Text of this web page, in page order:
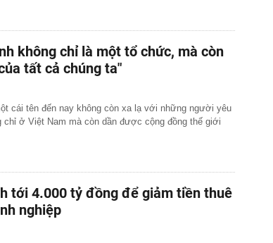
không chỉ là một tổ chức, mà còn
tất cả chúng ta"
cái tên đến nay không còn xa lạ với những người yêu
chỉ ở Việt Nam mà còn dần được cộng đồng thế giới
tới 4.000 tỷ đồng để giảm tiền thuê
nghiệp